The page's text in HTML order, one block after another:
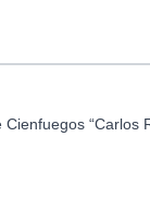
Cienfuegos “Carlos